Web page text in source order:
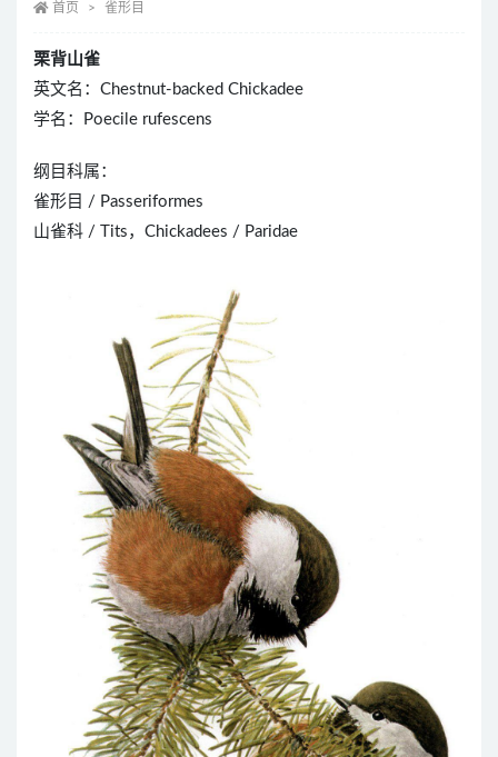
首页 雀形目
栗背山雀
英文名：Chestnut-backed Chickadee
学名：Poecile rufescens
纲目科属：
雀形目 / Passeriformes
山雀科 / Tits，Chickadees / Paridae